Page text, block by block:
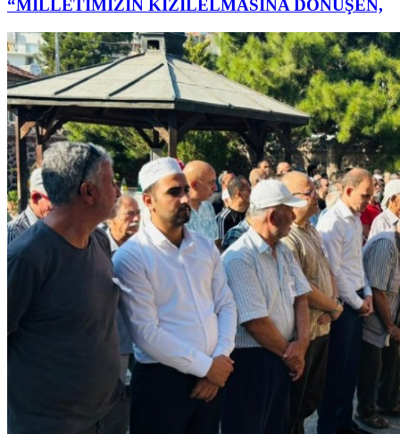
“MİLLETİMİZİN KIZILELMASINA DÖNÜŞEN,